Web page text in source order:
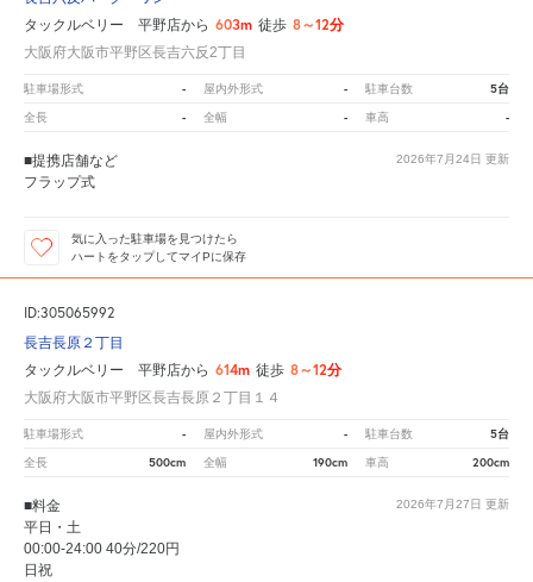
タックルベリー 平野店から 603m 徒歩 8～12分
大阪府大阪市平野区長吉六反2丁目
駐車場形式 - 屋内外形式 - 駐車台数 5台
全長 - 全幅 - 車高 -
2026年7月24日 更新
■提携店舗など
フラップ式
気に入った駐車場を見つけたら
ハートをタップしてマイPに保存
ID:305065992
長吉長原２丁目
タックルベリー 平野店から 614m 徒歩 8～12分
大阪府大阪市平野区長吉長原２丁目１４
駐車場形式 - 屋内外形式 - 駐車台数 5台
全長 500cm 全幅 190cm 車高 200cm
2026年7月27日 更新
■料金
平日・土
00:00-24:00 40分/220円
日祝